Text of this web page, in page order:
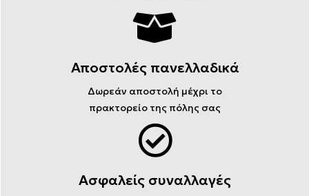
Αποστολές πανελλαδικά
Δωρεάν αποστολή μέχρι το
πρακτορείο της πόλης σας
Ασφαλείς συναλλαγές